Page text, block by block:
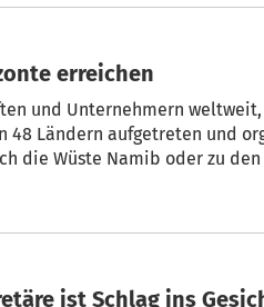
erreichen
und Unternehmern
aufgetreten und organisiert